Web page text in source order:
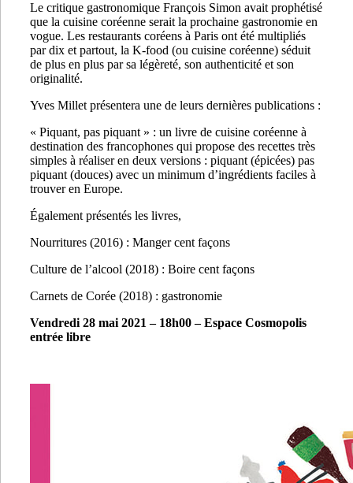
Le critique gastronomique François Simon avait prophétisé
que la cuisine coréenne serait la prochaine gastronomie en
vogue. Les restaurants coréens à Paris ont été multipliés
par dix et partout, la K-food (ou cuisine coréenne) séduit
de plus en plus par sa légèreté, son authenticité et son
originalité.
Yves Millet présentera une de leurs dernières publications :
« Piquant, pas piquant » : un livre de cuisine coréenne à
destination des francophones qui propose des recettes très
simples à réaliser en deux versions : piquant (épicées) pas
piquant (douces) avec un minimum d’ingrédients faciles à
trouver en Europe.
Également présentés les livres,
Nourritures (2016) : Manger cent façons
Culture de l’alcool (2018) : Boire cent façons
Carnets de Corée (2018) : gastronomie
Vendredi 28 mai 2021 – 18h00 – Espace Cosmopolis
entrée libre